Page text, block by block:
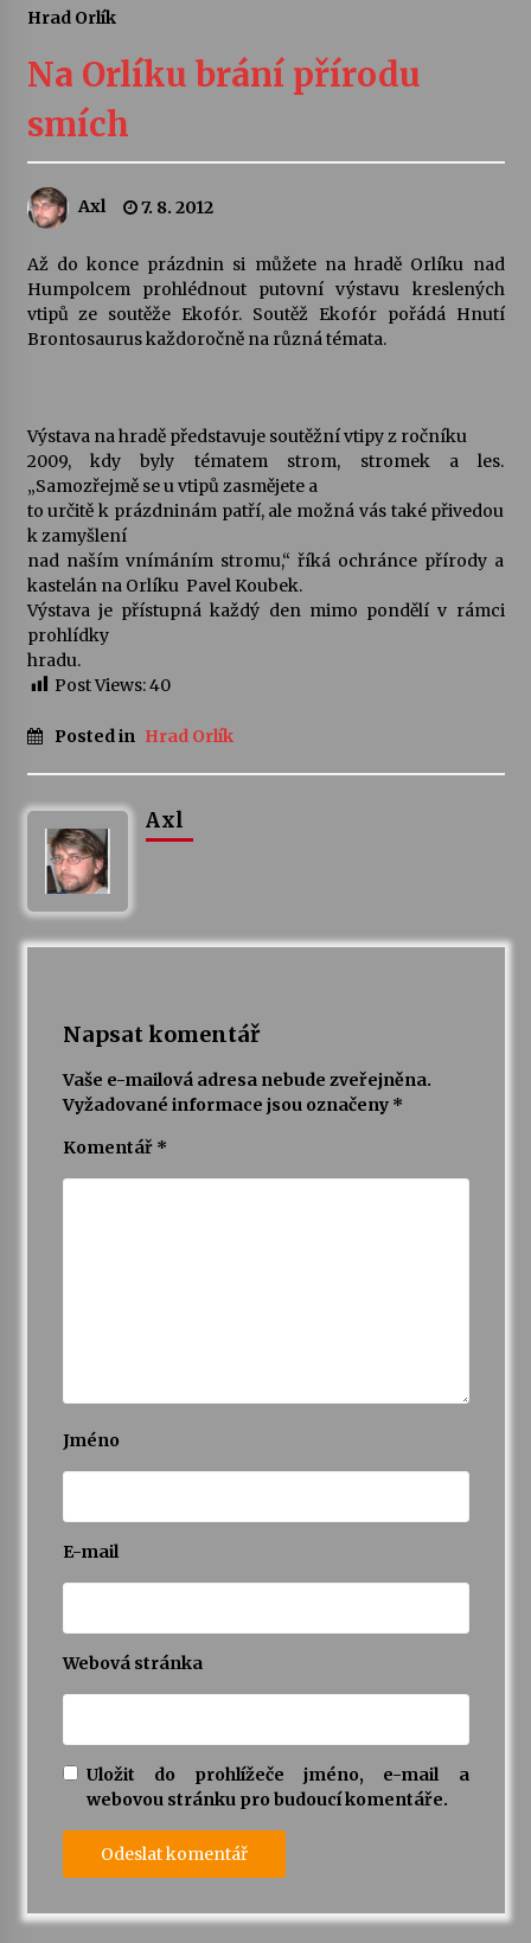
Sukuba Ensemble
4. 8. 2026
kapkou
Veselí muzikanti
30. 7. 2026
Letní koncerty ve Stromovce: Kolchoz a
Jenakaši
28. 7. 2026
Votavžatský ploty
23. 7. 2026
Letní koncerty ve Stromovce: Rufus Miller
17. 7. 2026
odkaz Josefa Čapka
Varhanní recitál Michala Novenka v Klášteře
Želiv
Hrad Orlík
Na Orlíku brání přírodu
smích
Axl 7. 8. 2012
Až do konce prázdnin si můžete na hradě Orlíku nad
Humpolcem prohlédnout putovní výstavu kreslených
vtipů ze soutěže Ekofór. Soutěž Ekofór pořádá Hnutí
Brontosaurus každoročně na různá témata.
Výstava na hradě představuje soutěžní vtipy z ročníku
2009, kdy byly tématem strom, stromek a les.
„Samozřejmě se u vtipů zasmějete a
to určitě k prázdninám patří, ale možná vás také přivedou
k zamyšlení
nad naším vnímáním stromu,“ říká ochránce přírody a
kastelán na Orlíku Pavel Koubek.
Výstava je přístupná každý den mimo pondělí v rámci
prohlídky
hradu.
Post Views:40
Posted in Hrad Orlík
Axl
Napsat komentář
Vaše e-mailová adresa nebude zveřejněna.
Vyžadované informace jsou označeny *
Komentář *
Jméno
E-mail
Webová stránka
Uložit do prohlížeče jméno, e-mail a
webovou stránku pro budoucí komentáře.